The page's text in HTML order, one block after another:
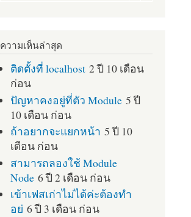
ความเห็นล่าสุด
ติดตั้งที่ localhost 2 ปี 10 เดือน
ก่อน
ปัญหาคงอยู่ที่ตัว Module 5 ปี
10 เดือน ก่อน
ถ้าอยากจะแยกหน้า 5 ปี 10
เดือน ก่อน
สามารถลองใช้ Module
Node 6 ปี 2 เดือน ก่อน
เข้าเฟสเก่าไม่ได้ค่ะต้องทำ
อย่ 6 ปี 3 เดือน ก่อน